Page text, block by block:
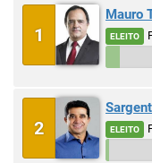
1
Mauro
ELEITO
2 ELEITO